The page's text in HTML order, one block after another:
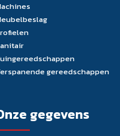
gereedschappen
gegevens